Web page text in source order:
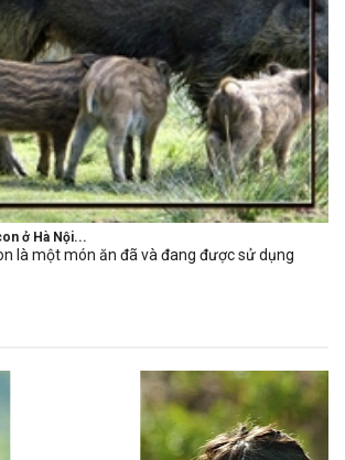
ở Hà Nội...
là một món ăn đã và đang được sử dụng